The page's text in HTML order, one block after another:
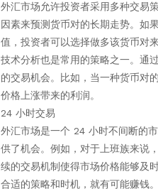
外汇市场允许投资者采用多种交易
因素来预测货币对的长期走势。如
值，投资者可以选择做多该货币对来
技术分析也是常用的策略之一。通
的交易机会。比如，当一种货币对
价格上涨带来的利润。
24 小时交易
外汇市场是一个 24 小时不间断的
供了机会。例如，对于上班族来说
续的交易机制使得市场价格能够及
合适的策略和时机，就有可能赚钱。